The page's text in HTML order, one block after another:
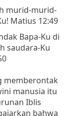
murid-murid-
Matius 12:49
Bapa-Ku di
saudara-Ku
memberontak
manusia itu
Iblis
bahwa